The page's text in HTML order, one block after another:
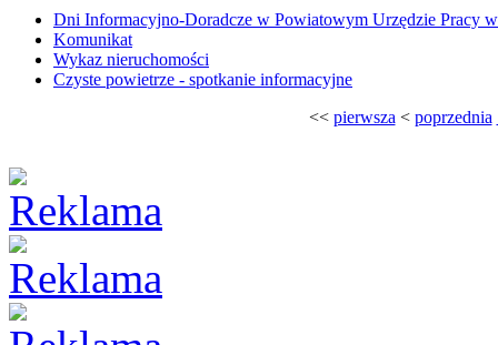
Dni Informacyjno-Doradcze w Powiatowym Urzędzie Pracy
Komunikat
Wykaz nieruchomości
Czyste powietrze - spotkanie informacyjne
<< pierwsza < poprzednia